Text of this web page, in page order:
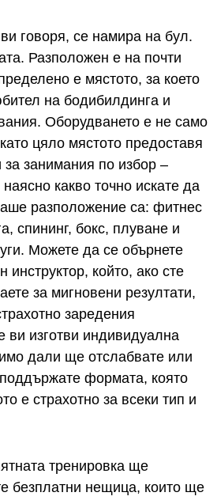
говоря, се намира на бул.
Разположен е на почти
е мястото, за което
на бодибилдинга и
Оборудването е не само
цяло мястото предоставя
занимания по избор –
какво точно искате да
разположение са: фитнес
спининг, бокс, плуване и
Можете да се обърнете
който, ако сте
за мигновени резултати,
заредения
ви изготви индивидуална
дали ще отслабвате или
формата, която
е страхотно за всеки тип и
тренировка ще
безплатни нещица, които ще